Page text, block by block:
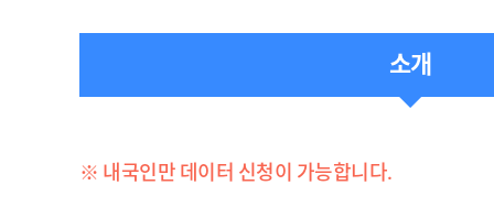
소개
※ 내국인만 데이터 신청이 가능합니다.